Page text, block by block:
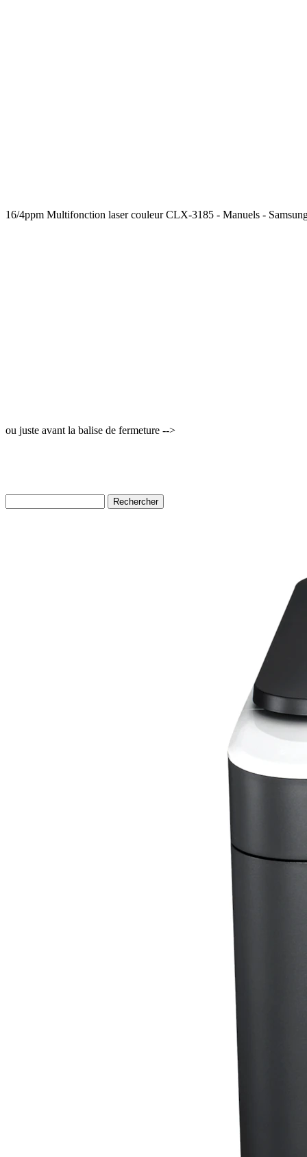
16/4ppm Multifonction laser couleur CLX-3185 - Manuels -
ou juste avant la balise de fermeture -->